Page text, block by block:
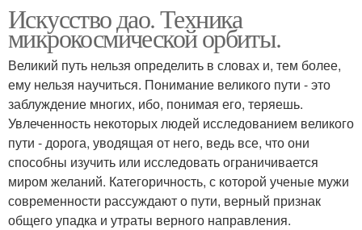
Искусство дао. Техника
микрокосмической орбиты.
Великий путь нельзя определить в словах и, тем более,
ему нельзя научиться. Понимание великого пути - это
заблуждение многих, ибо, понимая его, теряешь.
Увлеченность некоторых людей исследованием великого
пути - дорога, уводящая от него, ведь все, что они
способны изучить или исследовать ограничивается
миром желаний. Категоричность, с которой ученые мужи
современности рассуждают о пути, верный признак
общего упадка и утраты верного направления.